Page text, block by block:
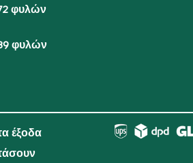
φυλών
φυλών
έξοδα